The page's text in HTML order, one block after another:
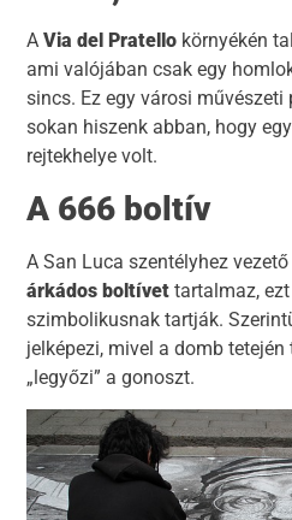
AVia del Pratello környékén
ami valójában csak egy
sincs. Ez egy városi művészeti
sokan hiszenk abban, hogy
rejtekhelye volt.
A 666 boltív
A San Luca szentélyhez
árkádos boltívet tartalmaz,
szimbolikusnak tartják.
jelképezi, mivel a domb
„legyőzi” a gonoszt.